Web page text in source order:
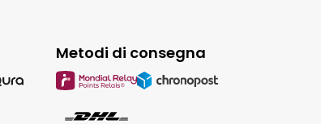
Metodi di consegna